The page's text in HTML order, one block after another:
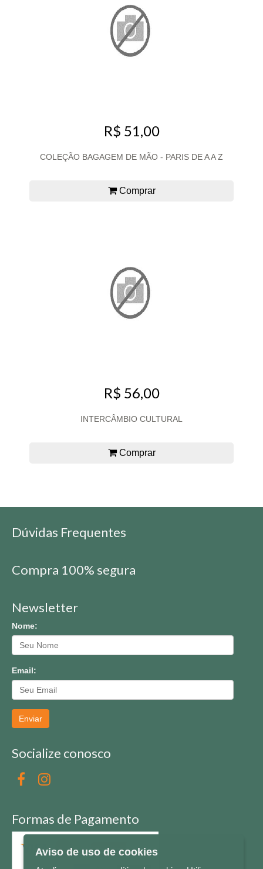
R$ 51,00
COLEÇÃO BAGAGEM DE MÃO - PARIS DE A A Z
Comprar
R$ 56,00
INTERCÂMBIO CULTURAL
Comprar
Dúvidas Frequentes
Compra 100% segura
Newsletter
Nome:
Email:
Enviar
Socialize conosco
Formas de Pagamento
Aviso de uso de cookies